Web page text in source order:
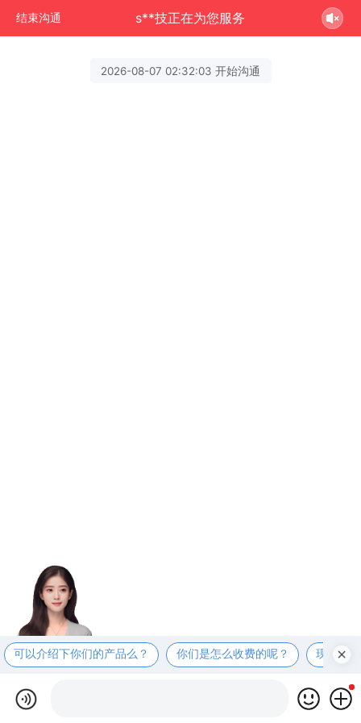
结束沟通 s**技正在为您服务
2026-08-07 02:32:03 开始沟通
可以介绍下你们的产品么？ 你们是怎么收费的呢？ 现在有